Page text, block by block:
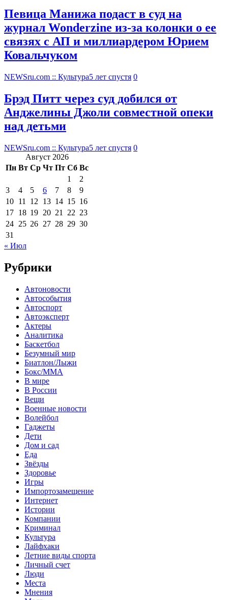
Певица Манижа подаст в суд на
журнал Wonderzine из-за колонки о ее
связях с АП и миллиардером Юрием
Ковальчуком
NEWSru.com :: Культура5 лет спустя 0
Брэд Питт через суд добился от
Анджелины Джоли совместной опеки
над детьми
NEWSru.com :: Культура5 лет спустя 0
Август 2026
Пн Вт Ср Чт Пт Сб Вс
1
2
3
4 5 6 7 8
9
10 11 12 13 14 15 16
17 18 19 20 21 22 23
24 25 26 27 28 29 30
31
« Июл
Рубрики
Автоновости
Автособытия
Автоспорт
Автоэксперт
Актеры
Аналитика
Баскетбол
Безумный мир
Биатлон/Лыжи
Бокс/MMA
В мире
В России
Вещи
Военные новости
Волейбол
Гаджеты
Дети
Дом и сад
Еда
Звёзды
Здоровье
Игры
Импортозамещение
Интернет
Истории
Компании
Криминал
Культура
Лайфхаки
Летние виды спорта
Личный счет
Люди
Места
Мнения